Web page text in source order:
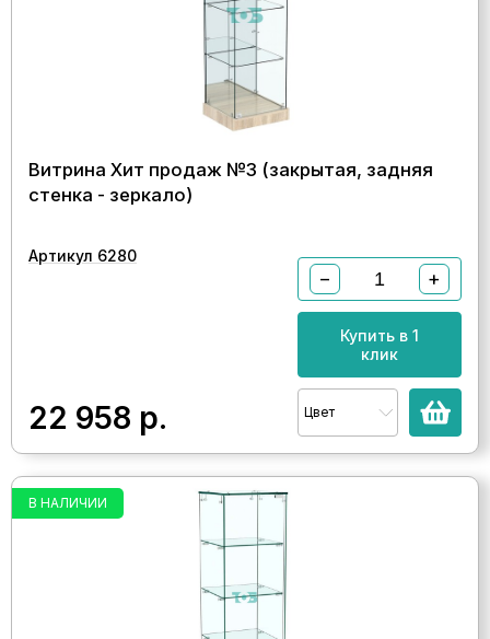
Витрина Хит продаж №3 (закрытая, задняя
стенка - зеркало)
Артикул 6280
22 958 р.
− +
Купить в 1
клик
Цвет
В НАЛИЧИИ